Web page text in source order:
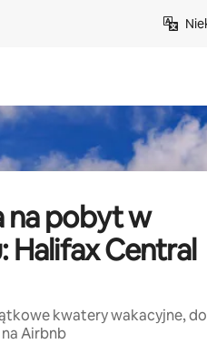
na pobyt w
Halifax Central
kwatery wakacyjne,
Airbnb